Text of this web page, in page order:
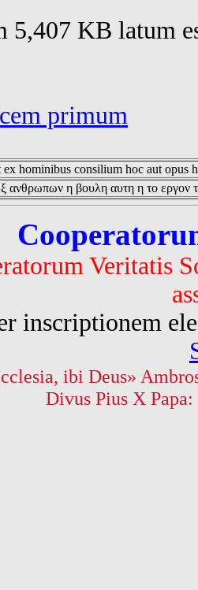
5,407 KB latum
primum
ex hominibus consilium hoc aut opus
ανθρωπων η βουλη αυτη η το εργον
Veritatis
inscriptionem
ibi Deus»
Divus Pius X Papa: